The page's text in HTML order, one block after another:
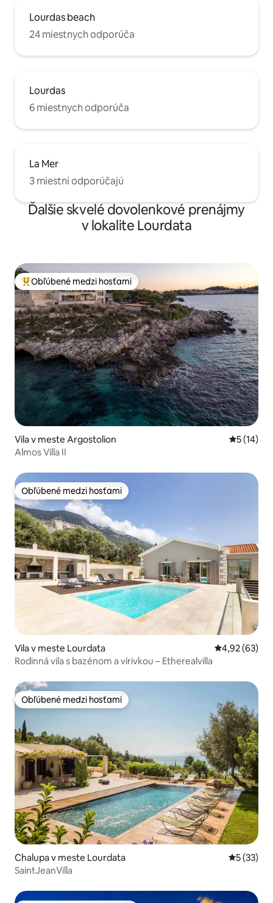
Lourdas beach
24 miestnych odporúča
Lourdas
6 miestnych odporúča
La Mer
3 miestni odporúčajú
Ďalšie skvelé dovolenkové prenájmy
v lokalite Lourdata
Najobľúbenejšie medzi hosťami
Obľúbené medzi hosťami
Vila v meste Argostolion
5 (14)
Almos Villa II
Obľúbené medzi hosťami
Obľúbené medzi hosťami
Vila v meste Lourdata Priemerné
4,92 (63)
Rodinná vila s bazénom a vírivkou – Etherealvilla
Obľúbené medzi hosťami
Obľúbené medzi hosťami
Chalupa v meste Lourdata
5 (33)
SaintJeanVilla